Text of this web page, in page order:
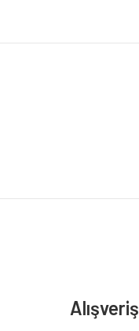
Alışveriş